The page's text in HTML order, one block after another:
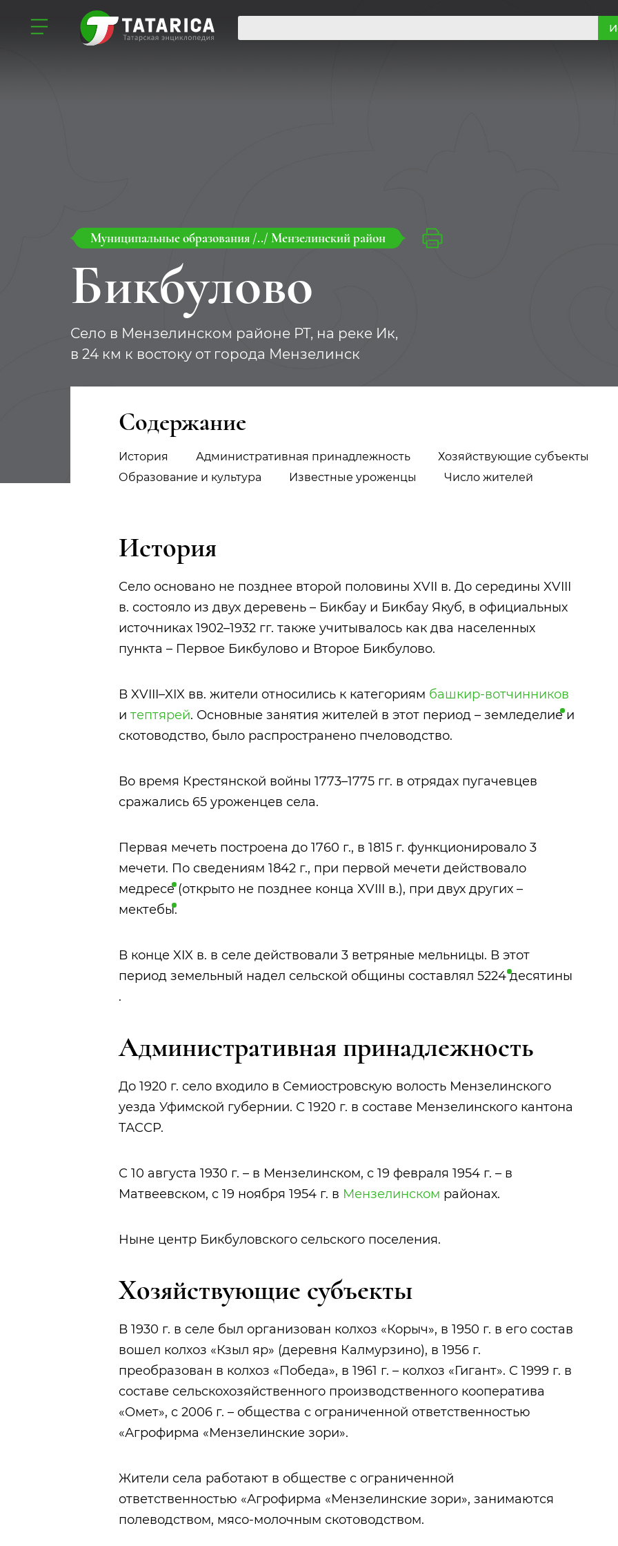
Муниципальные образования /../ Мензелинский район
Бикбулово
Село в Мензелинском районе РТ, на реке Ик,
в 24 км к востоку от города Мензелинск
Содержание
История Административная принадлежность
Хозяйствующие субъекты
Образование и культура
Известные уроженцы Число жителей
История
Село основано не позднее второй половины XVII в. До середины XVIII
в. состояло из двух деревень – Бикбау и Бикбау Якуб, в официальных
источниках 1902–1932 гг. также учитывалось как два населенных
пункта – Первое Бикбулово и Второе Бикбулово.
В XVIII–XIX вв. жители относились к категориям башкир-вотчинников
и тептярей. Основные занятия жителей в этот период – земледелиеи
скотоводство, было распространено пчеловодство.
Во время Крестянской войны 1773–1775 гг. в отрядах пугачевцев
сражались 65 уроженцев села.
Первая мечеть построена до 1760 г., в 1815 г. функционировало 3
мечети. По сведениям 1842 г., при первой мечети действовало
медресе(открыто не позднее конца XVIII в.), при двух других –
мектебы.
В конце XIX в. в селе действовали 3 ветряные мельницы. В этот
период земельный надел сельской общины составлял 5224десятины
.
Административная принадлежность
До 1920 г. село входило в Семиостровскую волость Мензелинского
уезда Уфимской губернии. С 1920 г. в составе Мензелинского кантона
ТАССР.
С 10 августа 1930 г. – в Мензелинском, с 19 февраля 1954 г. – в
Матвеевском, с 19 ноября 1954 г. в Мензелинском районах.
Ныне центр Бикбуловского сельского поселения.
Хозяйствующие субъекты
В 1930 г. в селе был организован колхоз «Корыч», в 1950 г. в его состав
вошел колхоз «Кзыл яр» (деревня Калмурзино), в 1956 г.
преобразован в колхоз «Победа», в 1961 г. – колхоз «Гигант». С 1999 г. в
составе сельскохозяйственного производственного кооператива
«Омет», с 2006 г. – общества с ограниченной ответственностью
«Агрофирма «Мензелинские зори».
Жители села работают в обществе с ограниченной
ответственностью «Агрофирма «Мензелинские зори», занимаются
полеводством, мясо-молочным скотоводством.